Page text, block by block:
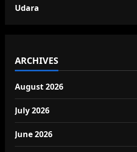
Udara
ARCHIVES
August 2026
July 2026
June 2026